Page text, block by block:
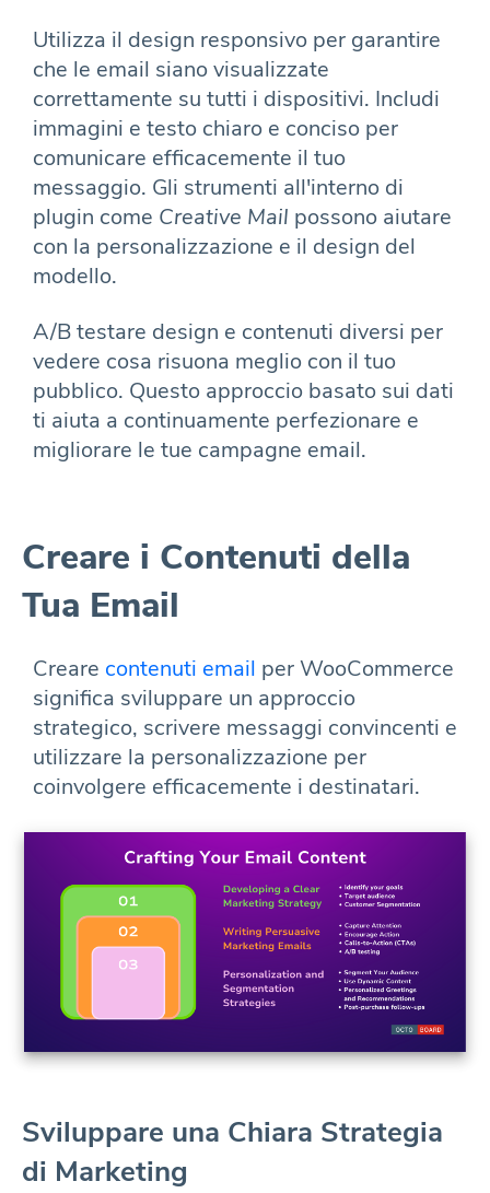
Utilizza il design responsivo per garantire
che le email siano visualizzate
correttamente su tutti i dispositivi. Includi
immagini e testo chiaro e conciso per
comunicare efficacemente il tuo
messaggio. Gli strumenti all'interno di
plugin come Creative Mail possono aiutare
con la personalizzazione e il design del
modello.
A/B testare design e contenuti diversi per
vedere cosa risuona meglio con il tuo
pubblico. Questo approccio basato sui dati
ti aiuta a continuamente perfezionare e
migliorare le tue campagne email.
Creare i Contenuti della
Tua Email
Creare contenuti email per WooCommerce
significa sviluppare un approccio
strategico, scrivere messaggi convincenti e
utilizzare la personalizzazione per
coinvolgere efficacemente i destinatari.
Sviluppare una Chiara Strategia
di Marketing